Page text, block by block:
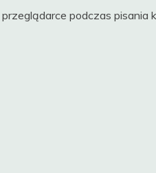
podczas pisania